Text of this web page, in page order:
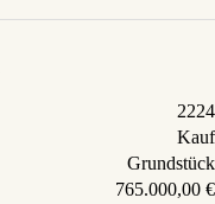
2224
Kauf
Grundstück
765.000,00 €